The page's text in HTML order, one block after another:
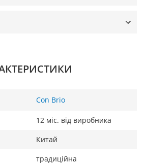
Con Brio
12 міс. від виробника
Китай
традиційна